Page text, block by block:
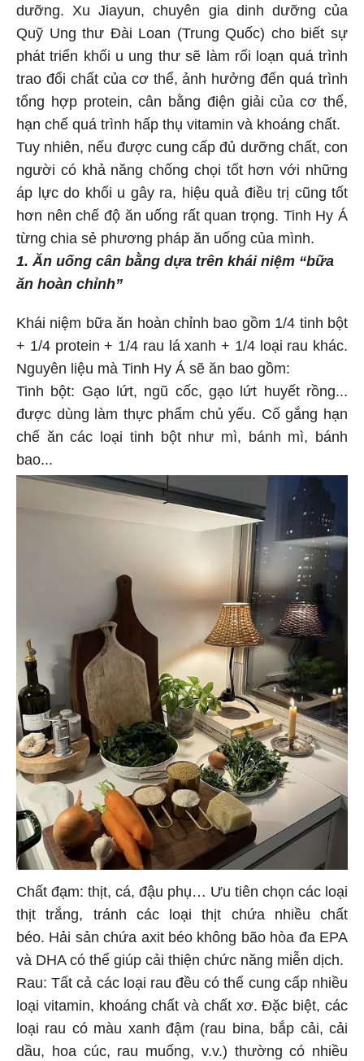
dưỡng. Xu Jiayun, chuyên gia dinh dưỡng của
Quỹ Ung thư Đài Loan (Trung Quốc) cho biết sự
phát triển khối u ung thư sẽ làm rối loạn quá trình
trao đổi chất của cơ thể, ảnh hưởng đến quá trình
tổng hợp protein, cân bằng điện giải của cơ thể,
hạn chế quá trình hấp thụ vitamin và khoáng chất.
Tuy nhiên, nếu được cung cấp đủ dưỡng chất, con
người có khả năng chống chọi tốt hơn với những
áp lực do khối u gây ra, hiệu quả điều trị cũng tốt
hơn nên chế độ ăn uống rất quan trọng. Tinh Hy Á
từng chia sẻ phương pháp ăn uống của mình.
1. Ăn uống cân bằng dựa trên khái niệm “bữa
ăn hoàn chỉnh”
Khái niệm bữa ăn hoàn chỉnh bao gồm 1/4 tinh bột
+ 1/4 protein + 1/4 rau lá xanh + 1/4 loại rau khác.
Nguyên liệu mà Tinh Hy Á sẽ ăn bao gồm:
Tinh bột: Gạo lứt, ngũ cốc, gạo lứt huyết rồng...
được dùng làm thực phẩm chủ yếu. Cố gắng hạn
chế ăn các loại tinh bột như mì, bánh mì, bánh
bao...
Chất đạm: thịt, cá, đậu phụ… Ưu tiên chọn các loại
thịt trắng, tránh các loại thịt chứa nhiều chất
béo. Hải sản chứa axit béo không bão hòa đa EPA
và DHA có thể giúp cải thiện chức năng miễn dịch.
Rau: Tất cả các loại rau đều có thể cung cấp nhiều
loại vitamin, khoáng chất và chất xơ. Đặc biệt, các
loại rau có màu xanh đậm (rau bina, bắp cải, cải
dầu, hoa cúc, rau muống, v.v.) thường có nhiều